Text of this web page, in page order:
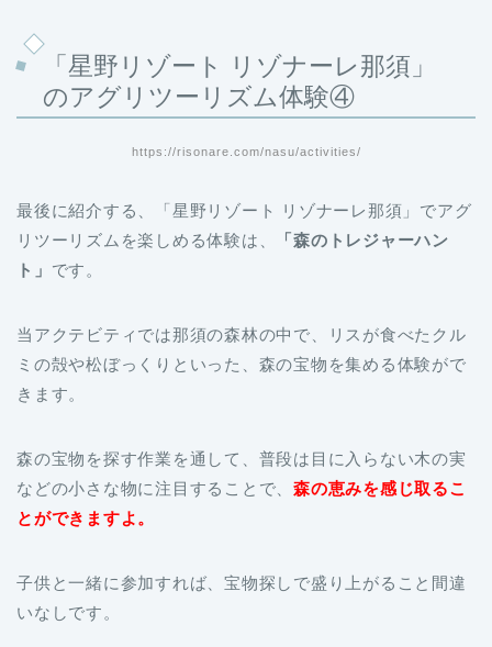
「星野リゾート リゾナーレ那須」
のアグリツーリズム体験④
https://risonare.com/nasu/activities/
最後に紹介する、「星野リゾート リゾナーレ那須」でアグ
リツーリズムを楽しめる体験は、
「森のトレジャーハン
ト」 です。
当アクテビティでは那須の森林の中で、リスが食べたクル
ミの殻や松ぼっくりといった、森の宝物を集める体験がで
きます。
森の宝物を探す作業を通して、普段は目に入らない木の実
などの小さな物に注目することで、森の恵みを感じ取るこ
とができますよ。
子供と一緒に参加すれば、宝物探しで盛り上がること間違
いなしです。